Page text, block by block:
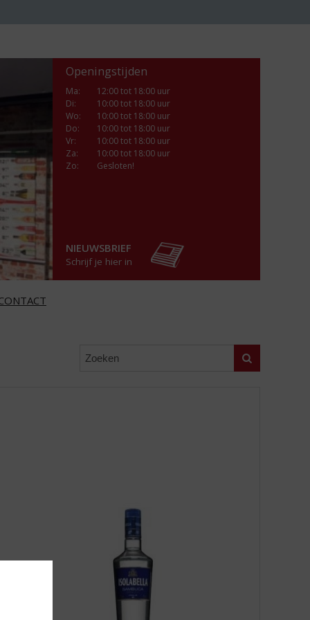
Openingstijden
Ma:
12:00 tot 18:00 uur
Di:
10:00 tot 18:00 uur
Wo:
10:00 tot 18:00 uur
Do:
10:00 tot 18:00 uur
Vr:
10:00 tot 18:00 uur
Za:
10:00 tot 18:00 uur
Zo:
Gesloten!
NIEUWSBRIEF
Schrijf je hier in
Zoeken